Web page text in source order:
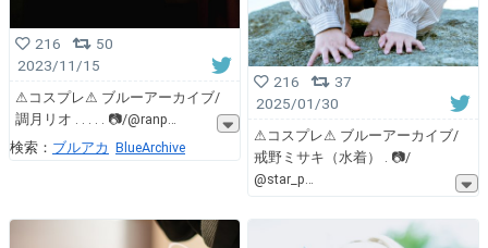
216
50
2023/11/15
⚠︎コスプレ⚠︎ ブルーアーカイブ/
調月リオ . . . . . 📷/@ranp
検索： ブルアカ BlueArchive
216
37
2025/01/30
⚠︎コスプレ⚠︎ ブルーアーカイブ/
戒野ミサキ（水着） . 📷/
@star_p